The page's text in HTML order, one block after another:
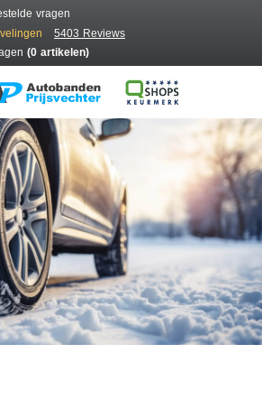
vragen
5403 Reviews
(0 artikelen)
winterbanden
bij jou in de buurt
Merken: